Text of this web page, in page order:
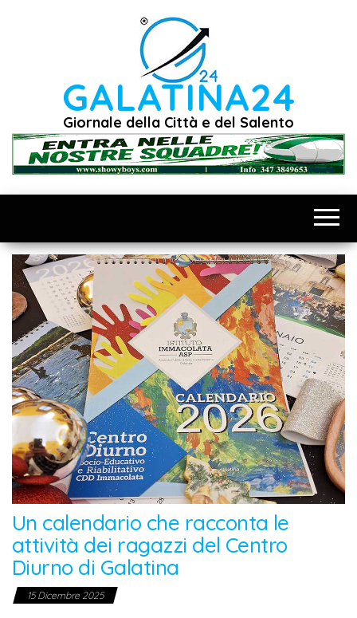
GALATINA24
Giornale della Città e del Salento
Un calendario che racconta le
attività dei ragazzi del Centro
Diurno di Galatina
15 Dicembre 2025